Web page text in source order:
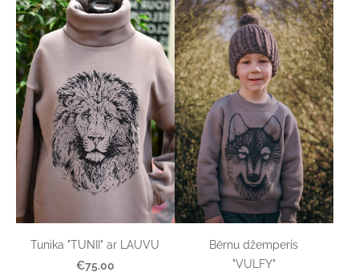
Tunika "TUNII" ar LAUVU
€75.00
Bērnu džemperis
"VULFY"